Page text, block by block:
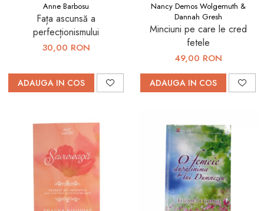
Anne Barbosu
Fața ascunsă a
perfecționismului
30,00 RON
ADAUGA IN COS
Nancy Demos Wolgemuth &
Dannah Gresh
Minciuni pe care le cred
fetele
49,00 RON
ADAUGA IN COS